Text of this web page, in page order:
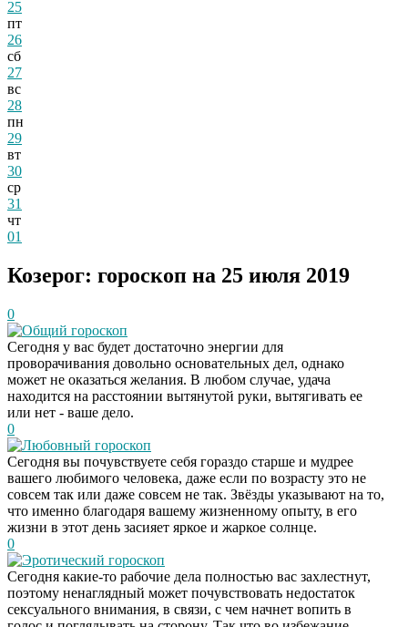
25
пт
26
сб
27
вс
28
пн
29
вт
30
ср
31
чт
01
Козерог: гороскоп на 25 июля 2019
0
Общий гороскоп
Сегодня у вас будет достаточно энергии для
проворачивания довольно основательных дел, однако
может не оказаться желания. В любом случае, удача
находится на расстоянии вытянутой руки, вытягивать ее
или нет - ваше дело.
0
Любовный гороскоп
Сегодня вы почувствуете себя гораздо старше и мудрее
вашего любимого человека, даже если по возрасту это не
совсем так или даже совсем не так. Звёзды указывают на то,
что именно благодаря вашему жизненному опыту, в его
жизни в этот день засияет яркое и жаркое солнце.
0
Эротический гороскоп
Сегодня какие-то рабочие дела полностью вас захлестнут,
поэтому ненаглядный может почувствовать недостаток
сексуального внимания, в связи, с чем начнет вопить в